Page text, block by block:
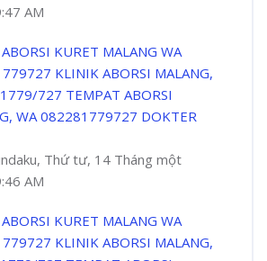
AM
KURET MALANG WA
KLINIK ABORSI MALANG,
727 TEMPAT ABORSI
WA 082281779727 DOKTER
Thứ tư, 14 Tháng một
AM
KURET MALANG WA
KLINIK ABORSI MALANG,